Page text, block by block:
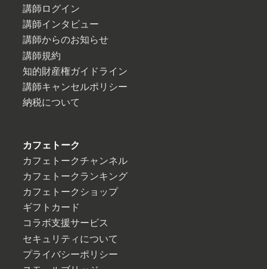
講師ログイン
講師インタビュー
講師からのお知らせ
講師規約
知的財産権ガイドライン
講師キャンセルポリシー
納税について
カフェトーク
カフェトークチャンネル
カフェトークランキング
カフェトークショップ
ギフトカード
コラボ支援サービス
セキュリティについて
プライバシーポリシー